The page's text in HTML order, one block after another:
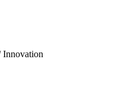
Innovation